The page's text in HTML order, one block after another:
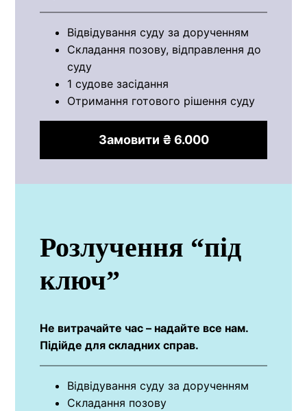
Відвідування суду за дорученням
Складання позову, відправлення до
суду
1 судове засідання
Отримання готового рішення суду
Замовити ₴ 6.000
Розлучення “під
ключ”
Не витрачайте час – надайте все нам.
Підійде для складних справ.
Відвідування суду за дорученням
Складання позову